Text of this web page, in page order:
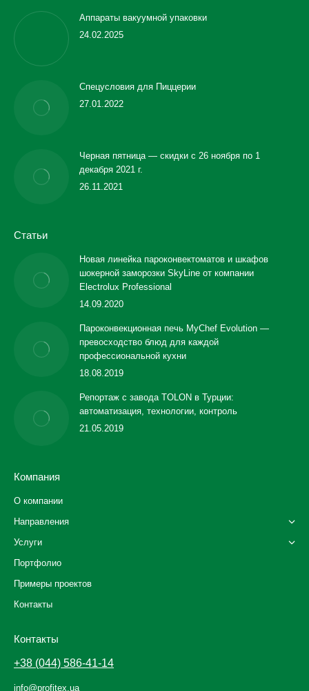
Аппараты вакуумной упаковки
24.02.2025
Спецусловия для Пиццерии
27.01.2022
Черная пятница — скидки с 26 ноября по 1
декабря 2021 г.
26.11.2021
Статьи
Новая линейка пароконвектоматов и шкафов
шокерной заморозки SkyLine от компании
Electrolux Professional
14.09.2020
Пароконвекционная печь MyChef Evolution —
превосходство блюд для каждой
профессиональной кухни
18.08.2019
Репортаж с завода TOLON в Турции:
автоматизация, технологии, контроль
21.05.2019
Компания
О компании
Направления
Услуги
Портфолио
Примеры проектов
Контакты
Контакты
+38 (044) 586-41-14
info@profitex.ua